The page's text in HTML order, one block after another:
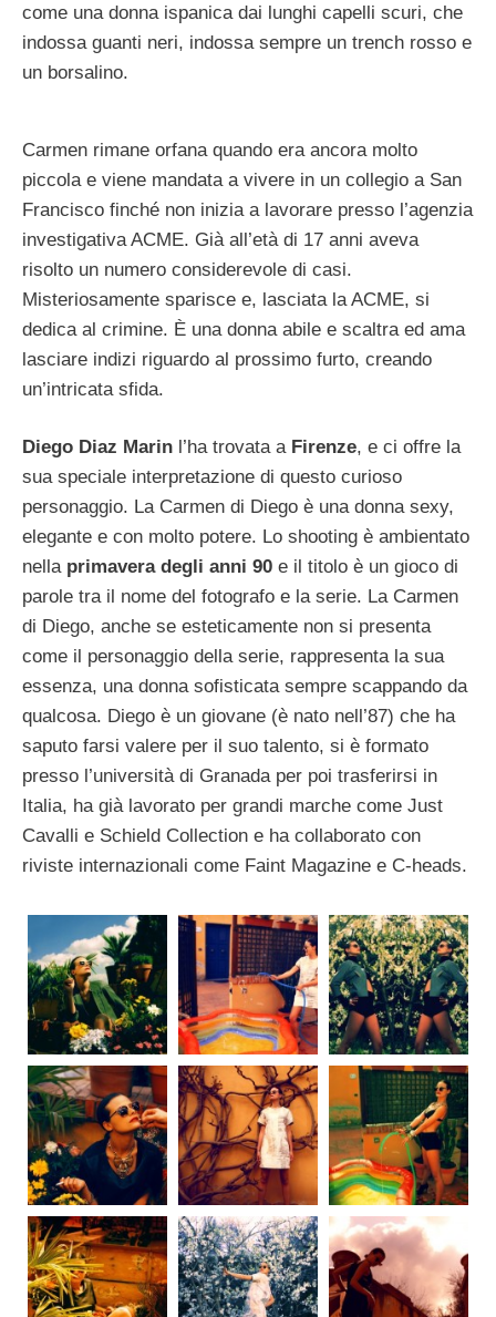
come una donna ispanica dai lunghi capelli scuri, che
indossa guanti neri, indossa sempre un trench rosso e
un borsalino.
Carmen rimane orfana quando era ancora molto
piccola e viene mandata a vivere in un collegio a San
Francisco finché non inizia a lavorare presso l’agenzia
investigativa ACME. Già all’età di 17 anni aveva
risolto un numero considerevole di casi.
Misteriosamente sparisce e, lasciata la ACME, si
dedica al crimine. È una donna abile e scaltra ed ama
lasciare indizi riguardo al prossimo furto, creando
un’intricata sfida.
Diego Diaz Marin l’ha trovata a Firenze, e ci offre la
sua speciale interpretazione di questo curioso
personaggio. La Carmen di Diego è una donna sexy,
elegante e con molto potere. Lo shooting è ambientato
nella primavera degli anni 90 e il titolo è un gioco di
parole tra il nome del fotografo e la serie. La Carmen
di Diego, anche se esteticamente non si presenta
come il personaggio della serie, rappresenta la sua
essenza, una donna sofisticata sempre scappando da
qualcosa. Diego è un giovane (è nato nell’87) che ha
saputo farsi valere per il suo talento, si è formato
presso l’università di Granada per poi trasferirsi in
Italia, ha già lavorato per grandi marche come Just
Cavalli e Schield Collection e ha collaborato con
riviste internazionali come Faint Magazine e C-heads.